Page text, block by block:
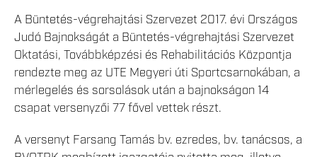
A Büntetés-végrehajtási Szervezet 2017. évi Országos
Judó Bajnokságát a Büntetés-végrehajtási Szervezet
Oktatási, Továbbképzési és Rehabilitációs Központja
rendezte meg az UTE Megyeri úti Sportcsarnokában, a
mérlegelés és sorsolások után a bajnokságon 14
csapat versenyzői 77 fővel vettek részt.
A versenyt Farsang Tamás bv. ezredes, bv. tanácsos, a